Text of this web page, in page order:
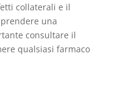
collaterali e il
una
consultare il
qualsiasi farmaco